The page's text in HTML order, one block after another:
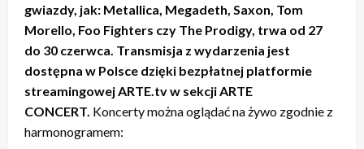
gwiazdy, jak: Metallica, Megadeth, Saxon, Tom
Morello, Foo Fighters czy The Prodigy, trwa od 27
do 30 czerwca. Transmisja z wydarzenia jest
dostępna w Polsce dzięki bezpłatnej platformie
streamingowej ARTE.tv w sekcji ARTE
CONCERT. Koncerty można oglądać na żywo zgodnie z
harmonogramem: